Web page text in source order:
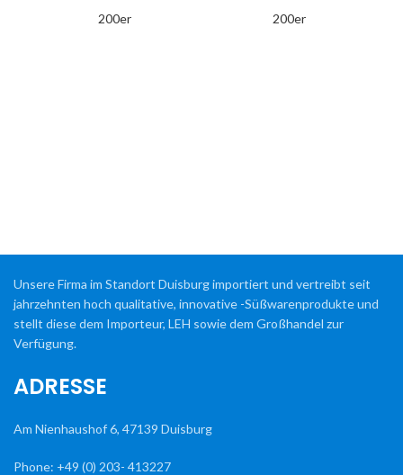
200er 200er
Unsere Firma im Standort Duisburg importiert und vertreibt seit
jahrzehnten hoch qualitative, innovative -Süßwarenprodukte und
stellt diese dem Importeur, LEH sowie dem Großhandel zur
Verfügung.
ADRESSE
Am Nienhaushof 6, 47139 Duisburg
Phone: +49 (0) 203- 413227